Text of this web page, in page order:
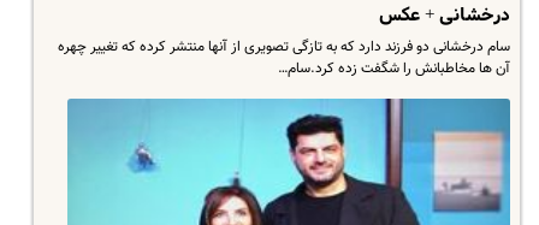
درخشانی + عکس
سام درخشانی دو فرزند دارد که به تازگی تصویری از آنها منتشر کرده که تغییر چهره
آن ها مخاطبانش را شگفت زده کرد.سام…